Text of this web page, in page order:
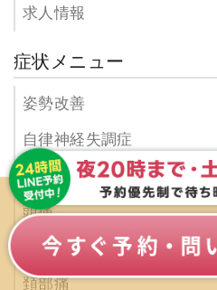
お会計
お会計時に次回のご予約も承り
ほとんどの方がご予約でお越
なお、クレジットカードもお
てお会計ができます。
求人情報
症状メニュー
姿勢改善
自律神経失調症
慢性疲労
頭痛
ストレートネック
頚部痛